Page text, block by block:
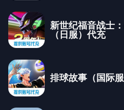
新世纪福音战士
（日服）代充
排球故事（国际